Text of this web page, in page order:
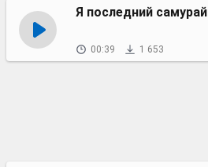
Я последний самурай
00:39 1 653